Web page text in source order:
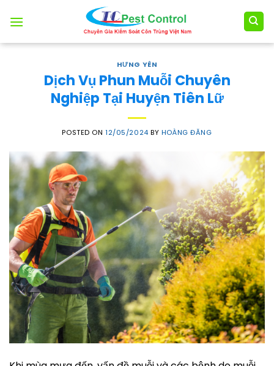
HƯNG YÊN
Dịch Vụ Phun Muỗi Chuyên
Nghiệp Tại Huyện Tiên Lữ
POSTED ON12/05/2024 BY HOÀNG ĐĂNG